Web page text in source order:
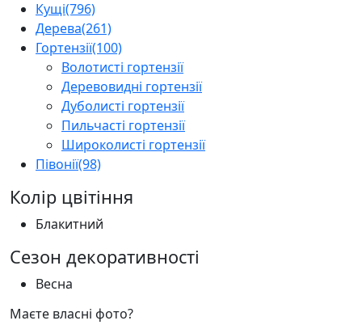
Кущі(796)
Дерева(261)
Гортензії(100)
Волотисті гортензії
Деревовидні гортензії
Дуболисті гортензії
Пильчасті гортензії
Широколисті гортензії
Півонії(98)
Колір цвітіння
Блакитний
Сезон декоративності
Весна
Маєте власні фото?